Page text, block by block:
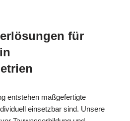
für
entstehen maßgefertigte
einsetzbar sind. Unsere